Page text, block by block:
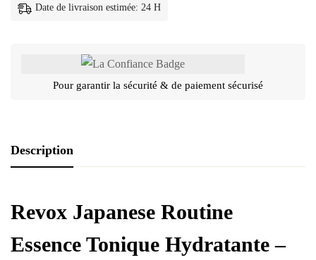
Date de livraison estimée: 24 H
Pour garantir la sécurité & de paiement sécurisé
Description
Revox Japanese Routine
Essence Tonique Hydratante –